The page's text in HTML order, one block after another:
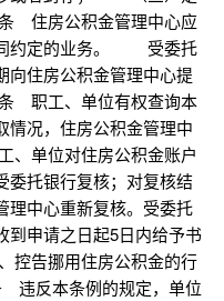
住房公积金管理中心应
同约定的业务。 受委托
向住房公积金管理中心提
职工、单位有权查询本
情况，住房公积金管理中
单位对住房公积金账户
委托银行复核；对复核结
理中心重新复核。受委托
到申请之日起5日内给予书
告挪用住房公积金的行
反本条例的规定，单位